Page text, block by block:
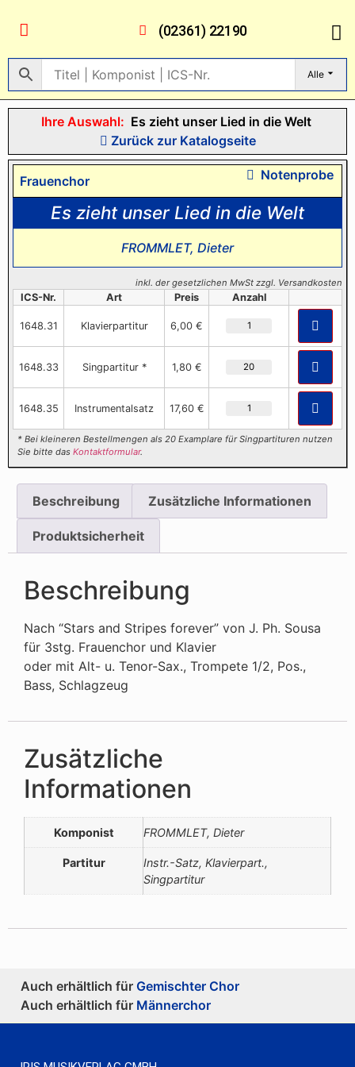
(02361) 22190
Alle
Ihre Auswahl: Es zieht unser Lied in die Welt
Zurück zur Katalogseite
Frauenchor Notenprobe
Es zieht unser Lied in die Welt
FROMMLET, Dieter
inkl. der gesetzlichen MwSt zzgl. Versandkosten
ICS-Nr. Art Preis Anzahl
1648.31 Klavierpartitur 6,00 €
1648.33 Singpartitur * 1,80 €
1648.35 Instrumentalsatz 17,60 €
* Bei kleineren Bestellmengen als 20 Examplare für Singpartituren nutzen
Sie bitte dasKontaktformular.
Beschreibung Zusätzliche Informationen
Produktsicherheit
Beschreibung
Nach “Stars and Stripes forever” von J. Ph. Sousa
für 3stg. Frauenchor und Klavier
oder mit Alt- u. Tenor-Sax., Trompete 1/2, Pos.,
Bass, Schlagzeug
Zusätzliche
Informationen
Komponist FROMMLET, Dieter
Partitur
Instr.-Satz, Klavierpart.,
Singpartitur
Auch erhältlich für Gemischter Chor
Auch erhältlich für Männerchor